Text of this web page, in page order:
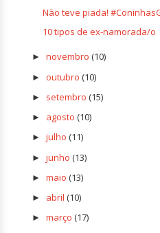
Não teve piada!
10 tipos de ex-namorada/o
► novembro (10)
► outubro (10)
► setembro (15)
► agosto (10)
► julho (11)
► junho (13)
► maio (13)
► abril (10)
► março (17)